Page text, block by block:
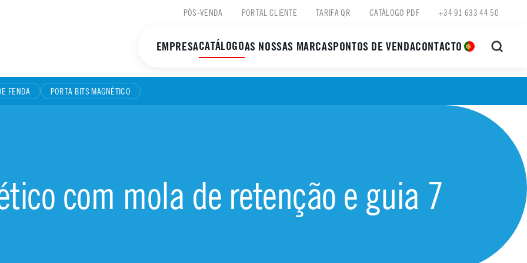
PÓS-VENDA PORTAL CLIENTE TARIFA QR CATÁLOGO PDF +34 91 633 44 50
EMPRESACATÁLOGOAS NOSSAS MARCASPONTOS DE VENDACONTACTO
FENDA PORTA BITS MAGNÉTICO
com mola de retenção e guia 7